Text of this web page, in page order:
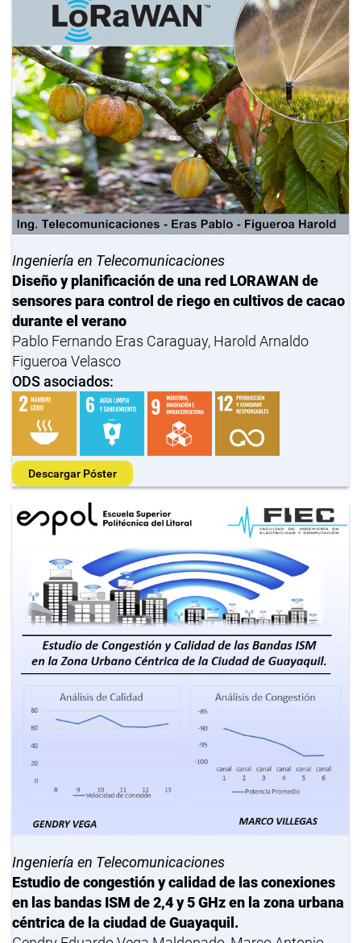
Ingeniería en Telecomunicaciones
Diseño y planificación de una red LORAWAN de
sensores para control de riego en cultivos de cacao
durante el verano
Pablo Fernando Eras Caraguay, Harold Arnaldo
Figueroa Velasco
ODS asociados:
Descargar Póster
Ingeniería en Telecomunicaciones
Estudio de congestión y calidad de las conexiones
en las bandas ISM de 2,4 y 5 GHz en la zona urbana
céntrica de la ciudad de Guayaquil.